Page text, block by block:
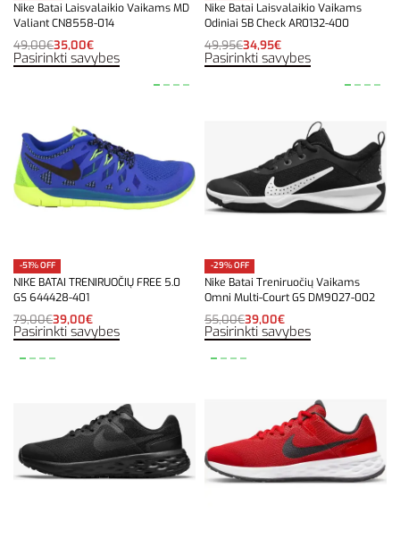
Nike Batai Laisvalaikio Vaikams MD
Valiant CN8558-014
49,00€35,00€
Pasirinkti savybes
Nike Batai Laisvalaikio Vaikams
Odiniai SB Check AR0132-400
49,95€34,95€
Pasirinkti savybes
-51% OFF
NIKE BATAI TRENIRUOČIŲ FREE 5.0
GS 644428-401
79,00€39,00€
Pasirinkti savybes
-29% OFF
Nike Batai Treniruočių Vaikams
Omni Multi-Court GS DM9027-002
55,00€39,00€
Pasirinkti savybes